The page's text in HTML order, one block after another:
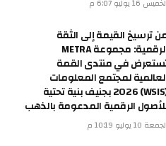
القيمة إلى الثقة
الرقمية: مجموعة METRA
في منتدى القمة
لمجتمع المعلومات
(WSIS) 2026 بجنيف بنية تحتية
الرقمية المدعومة بالذهب